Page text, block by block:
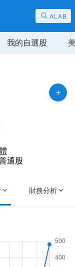
ALAB
我的自選股
通股
財務分析